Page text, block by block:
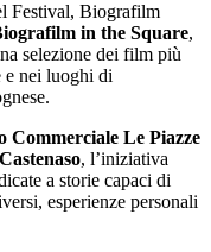
Festival, Biografilm
in the Square,
selezione dei film più
e nei luoghi di
Commerciale Le Piazze
, l’iniziativa
a storie capaci di
esperienze personali